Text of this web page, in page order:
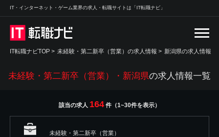
IT・インターネット・ゲーム業界の求人・転職サイトは「IT転職ナビ」
IT転職ナビTOP > 未経験・第二新卒（営業）の求人情報 > 新潟県の求人情報
未経験・第二新卒（営業）・新潟県の求人情報一覧
該当の求人 164 件（1~30件を表示）
未経験・第二新卒（営業）